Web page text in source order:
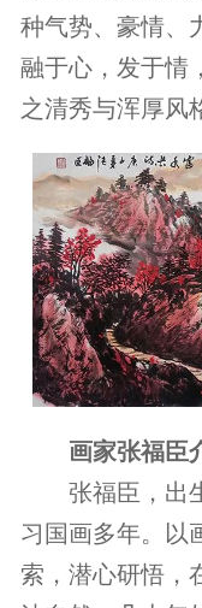
种气势、豪情、
融于心，发于情
之清秀与浑厚风
画家张福臣
张福臣，出
习国画多年。以
索，潜心研悟，